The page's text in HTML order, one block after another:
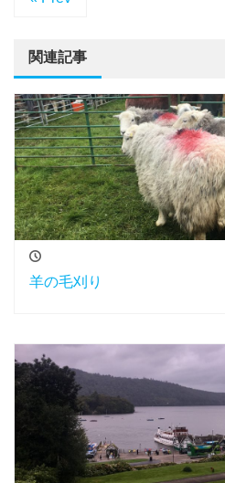
関連記事
羊の毛刈り